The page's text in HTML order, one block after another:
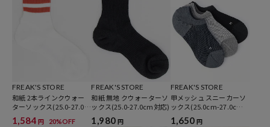
FREAK'S STORE
和紙 2本ラインクウォー
ターソックス(25.0-27.0c
m対応)
1,584 円 20%OFF
FREAK'S STORE
和紙 無地 クウォーターソ
ックス(25.0-27.0cm対応)
1,980 円
FREAK'S STORE
甲メッシュ スニーカーソ
ックス(25.0cm-27.0cm
対応)
1,650 円